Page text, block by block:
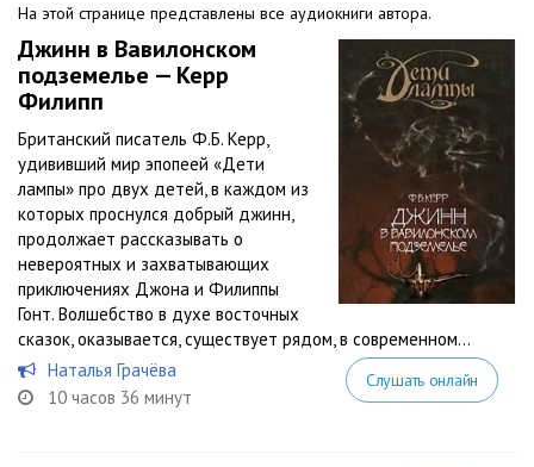
На этой странице представлены все аудиокниги автора.
Джинн в Вавилонском
подземелье — Керр
Филипп
Британский писатель Ф.Б. Керр,
удививший мир эпопеей «Дети
лампы» про двух детей, в каждом из
которых проснулся добрый джинн,
продолжает рассказывать о
невероятных и захватывающих
приключениях Джона и Филиппы
Гонт. Волшебство в духе восточных
сказок, оказывается, существует рядом, в современном...
Наталья Грачёва
10 часов 36 минут
Слушать онлайн